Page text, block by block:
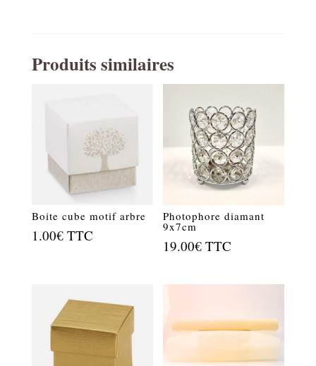
Produits similaires
Boite cube motif arbre
1.00€ TTC
Photophore diamant
9x7cm
19.00€ TTC